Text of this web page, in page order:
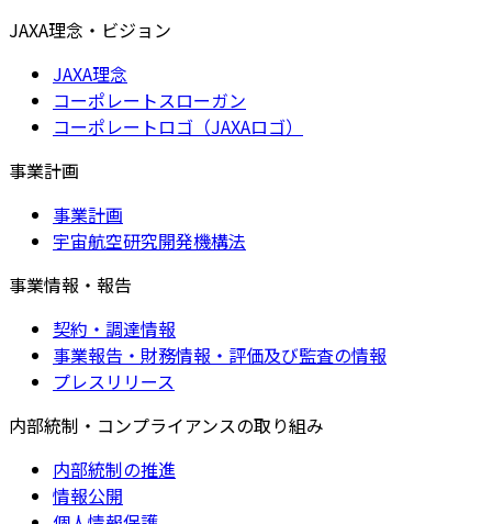
JAXA理念・ビジョン
JAXA理念
コーポレートスローガン
コーポレートロゴ（JAXAロゴ）
事業計画
事業計画
宇宙航空研究開発機構法
事業情報・報告
契約・調達情報
事業報告・財務情報・評価及び監査の情報
プレスリリース
内部統制・コンプライアンスの取り組み
内部統制の推進
情報公開